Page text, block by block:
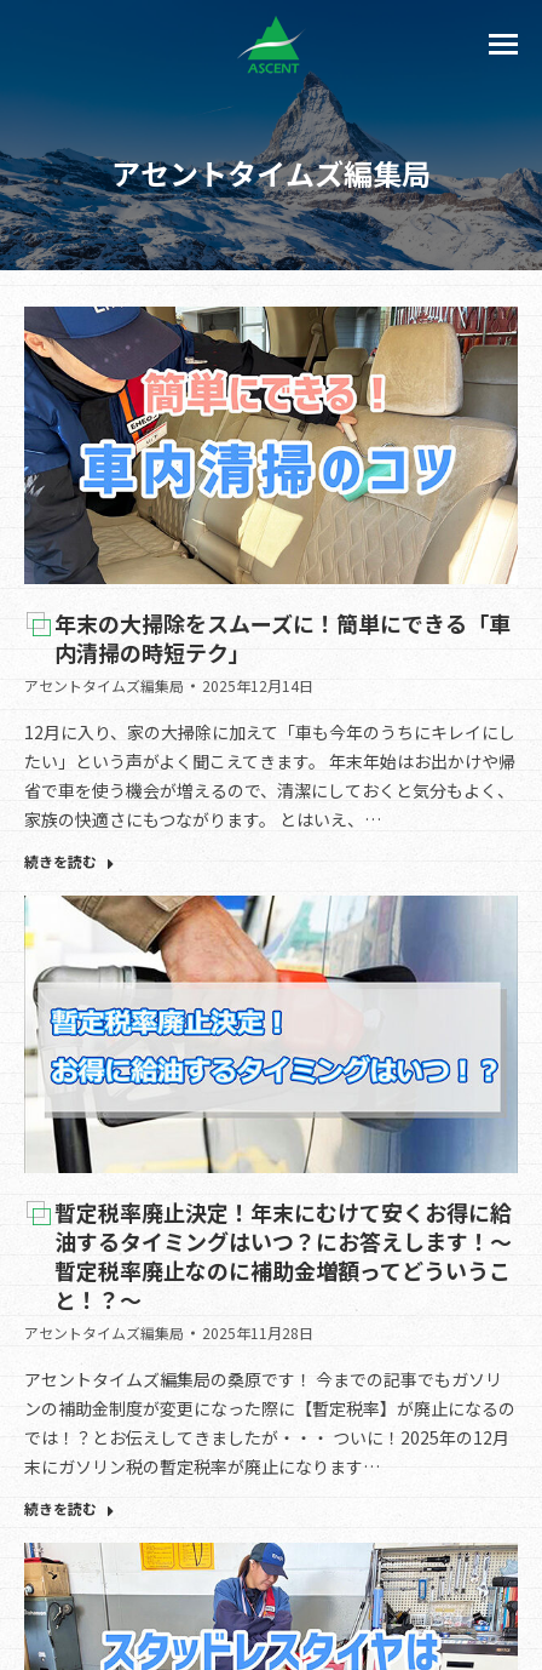
アセントタイムズ編集局
年末の大掃除をスムーズに！簡単にできる「車
内清掃の時短テク」
アセントタイムズ編集局 2025年12月14日
12月に入り、家の大掃除に加えて「車も今年のうちにキレイにし
たい」という声がよく聞こえてきます。 年末年始はお出かけや帰
省で車を使う機会が増えるので、清潔にしておくと気分もよく、
家族の快適さにもつながります。 とはいえ、…
続きを読む
暫定税率廃止決定！年末にむけて安くお得に給
油するタイミングはいつ？にお答えします！～
暫定税率廃止なのに補助金増額ってどういうこ
と！？～
アセントタイムズ編集局 2025年11月28日
アセントタイムズ編集局の桑原です！ 今までの記事でもガソリ
ンの補助金制度が変更になった際に【暫定税率】が廃止になるの
では！？とお伝えしてきましたが・・・ ついに！2025年の12月
末にガソリン税の暫定税率が廃止になります…
続きを読む